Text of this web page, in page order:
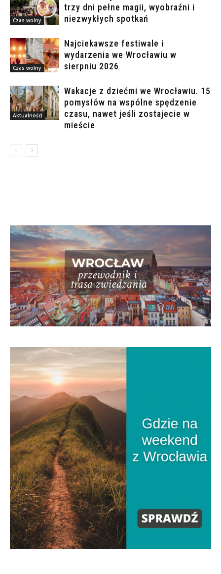
Czas wolny
trzy dni pełne magii, wyobraźni i
niezwykłych spotkań
Czas wolny
Najciekawsze festiwale i
wydarzenia we Wrocławiu w
sierpniu 2026
Aktualności
Wakacje z dziećmi we Wrocławiu. 15
pomysłów na wspólne spędzenie
czasu, nawet jeśli zostajecie w
mieście